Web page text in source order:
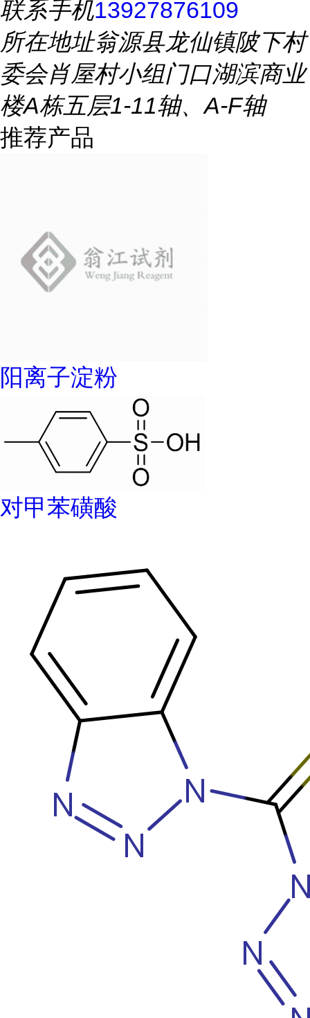
联系手机13927876109
所在地址翁源县龙仙镇陂下村
委会肖屋村小组门口湖滨商业
楼A栋五层1-11轴、A-F轴
推荐产品
阳离子淀粉
对甲苯磺酸